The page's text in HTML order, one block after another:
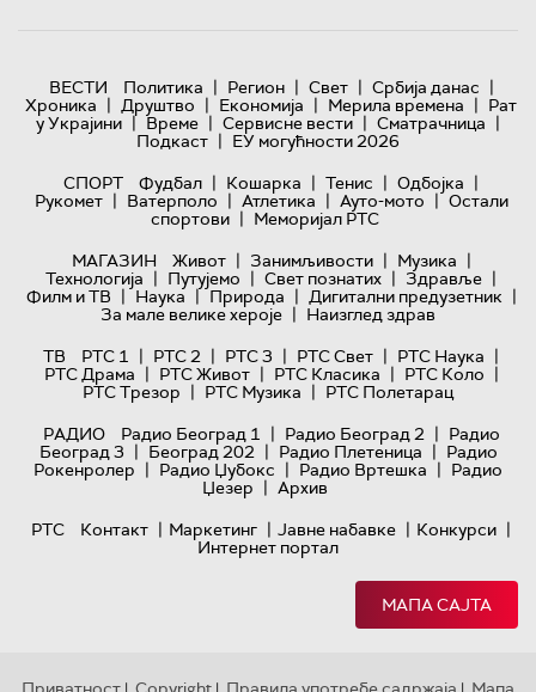
ВЕСТИ Политика | Регион | Свет | Србија данас |
Хроника | Друштво | Економија | Мерила времена | Рат
у Украјини | Време | Сервисне вести | Сматрачница |
Подкаст | ЕУ могућности 2026
СПОРТ
Фудбал | Кошарка | Тенис | Одбојка |
Рукомет | Ватерполо | Атлетика | Ауто-мото | Остали
спортови | Меморијал РТС
МАГАЗИН
Живот | Занимљивости | Музика |
Технологијa | Путујемо | Свет познатих | Здравље |
Филм и ТВ | Наука | Природа | Дигитални предузетник |
За мале велике хероје | Наизглед здрав
ТВ
РТС 1 | РТС 2 | РТС 3 | РТС Свет | РТС Наука |
РТС Драма | РТС Живот | РТС Класика | РТС Коло |
РТС Трезор | РТС Музика | РТС Полетарац
РАДИО
Радио Београд 1 | Радио Београд 2 | Радио
Београд 3 | Београд 202 | Радио Плетеница | Радио
Рокенролер | Радио Џубокс | Радио Вртешка | Радио
Џезер | Архив
РТС
Контакт | Маркетинг | Јавне набавке | Конкурси |
Интернет портал
МАПА САЈТА